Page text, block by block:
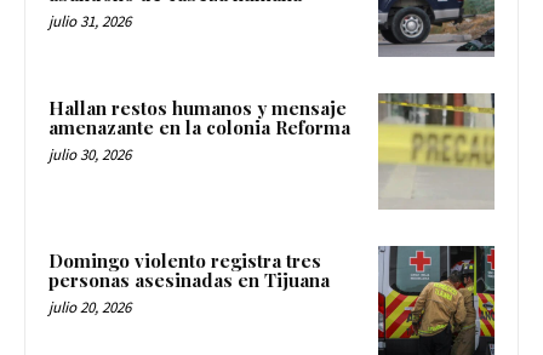
julio 31, 2026
Hallan restos humanos y mensaje
amenazante en la colonia Reforma
julio 30, 2026
Domingo violento registra tres
personas asesinadas en Tijuana
julio 20, 2026